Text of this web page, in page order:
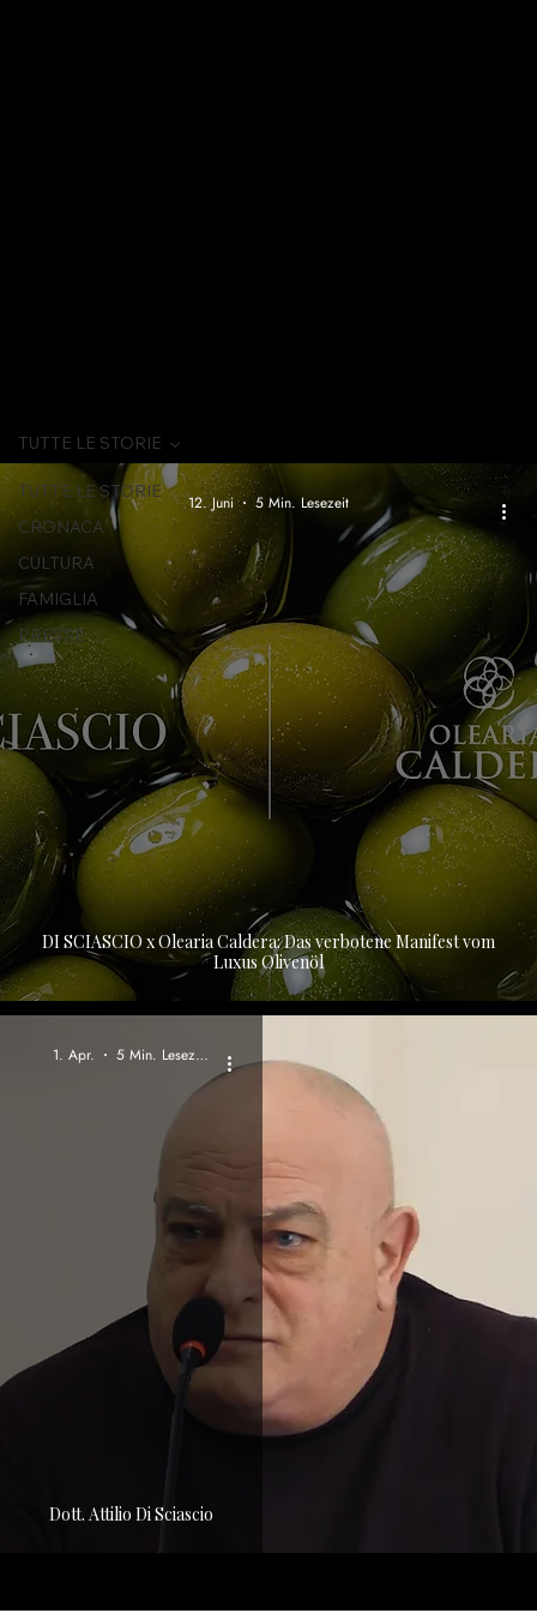
TUTTE LE STORIE
CRONACA
CULTURA
FAMIGLIA
PRESSE
TUTTE LE STORIE
DI SCIASCIO x Olearia Caldera: Das verbotene Manifest vom
Luxus Olivenöl
12. Juni 5 Min. Lesezeit
Dott. Attilio Di Sciascio
1. Apr. 5 Min. Lesezeit